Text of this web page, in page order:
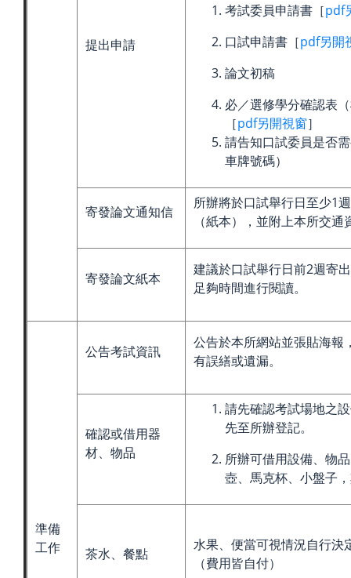
提出申請
考試委員申請書［pdf
口試申請書［pdf另開
論文初稿
必／選修學分確認表
［pdf另開視窗］
請告知口試委員是否
車牌號碼）
寄發論文通知信
所辦將於口試舉行日至少1
（紙本），並附上本所交通
寄發論文紙本
建議於口試舉行日前2週寄
足夠時間進行閱讀。
準備
工作
公告考試資訊
公告於本所網站並張貼海報
有誤繕或遺漏。
確認或借用器
材、物品
請先確認考試場地之
先至所辦登記。
所辦可借用設備、物
壺、馬克杯、小盤子
茶水、餐點
水果、便當可視情況自行決
（費用皆自付）